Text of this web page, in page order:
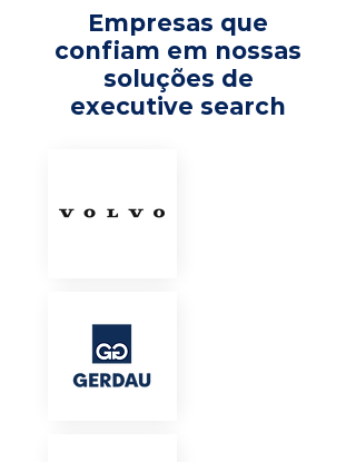
Empresas que
confiam em nossas
soluções de
executive search